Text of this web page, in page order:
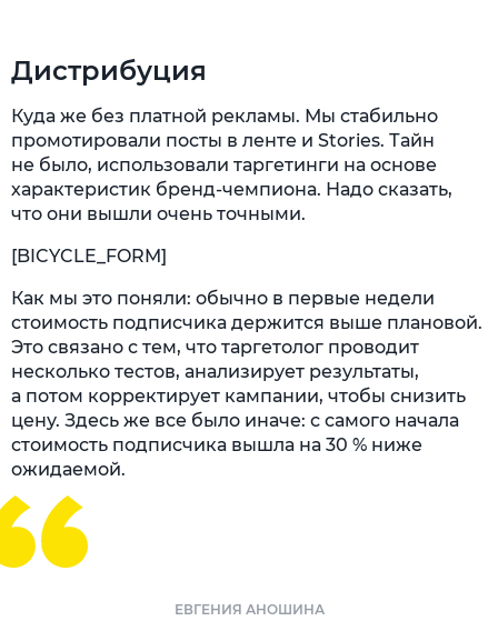
Дистрибуция
Куда же без платной рекламы. Мы стабильно
промотировали посты в ленте и Stories. Тайн
не было, использовали таргетинги на основе
характеристик бренд-чемпиона. Надо сказать,
что они вышли очень точными.
[BICYCLE_FORM]
Как мы это поняли: обычно в первые недели
стоимость подписчика держится выше плановой.
Это связано с тем, что таргетолог проводит
несколько тестов, анализирует результаты,
а потом корректирует кампании, чтобы снизить
цену. Здесь же все было иначе: с самого начала
стоимость подписчика вышла на 30 % ниже
ожидаемой.
ЕВГЕНИЯ АНОШИНА